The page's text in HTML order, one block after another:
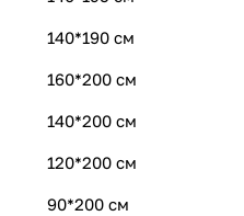
140*190 см
160*200 см
140*200 см
120*200 см
90*200 см